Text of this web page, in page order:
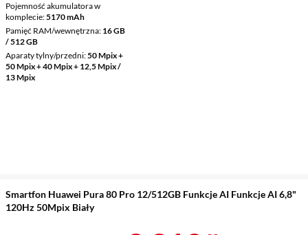
Pojemność akumulatora w
komplecie 5170 mAh
Pamięć RAM/wewnętrzna 16 GB
/ 512 GB
Aparaty tylny/przedni 50 Mpix +
50 Mpix + 40 Mpix + 12,5 Mpix /
13 Mpix
Smartfon Huawei Pura 80 Pro 12/512GB Funkcje AI Funkcje AI 6,8"
120Hz 50Mpix Biały